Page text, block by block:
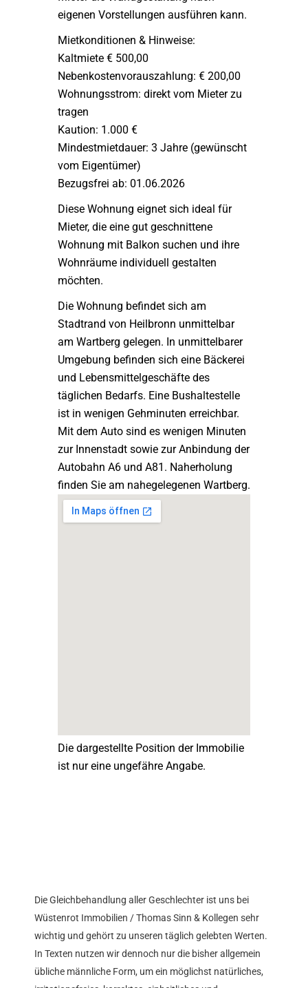
eigenen Vorstellungen ausführen kann.
Mietkonditionen & Hinweise:
Kaltmiete € 500,00
Nebenkostenvorauszahlung: € 200,00
Wohnungsstrom: direkt vom Mieter zu
tragen
Kaution: 1.000 €
Mindestmietdauer: 3 Jahre (gewünscht
vom Eigentümer)
Bezugsfrei ab: 01.06.2026
Diese Wohnung eignet sich ideal für
Mieter, die eine gut geschnittene
Wohnung mit Balkon suchen und ihre
Wohnräume individuell gestalten
möchten.
Die Wohnung befindet sich am
Stadtrand von Heilbronn unmittelbar
am Wartberg gelegen. In unmittelbarer
Umgebung befinden sich eine Bäckerei
und Lebensmittelgeschäfte des
täglichen Bedarfs. Eine Bushaltestelle
ist in wenigen Gehminuten erreichbar.
Mit dem Auto sind es wenigen Minuten
zur Innenstadt sowie zur Anbindung der
Autobahn A6 und A81. Naherholung
finden Sie am nahegelegenen Wartberg.
Die dargestellte Position der Immobilie
ist nur eine ungefähre Angabe.
Die Gleichbehandlung aller Geschlechter ist uns bei
Wüstenrot Immobilien / Thomas Sinn & Kollegen sehr
wichtig und gehört zu unseren täglich gelebten Werten.
In Texten nutzen wir dennoch nur die bisher allgemein
übliche männliche Form, um ein möglichst natürliches,